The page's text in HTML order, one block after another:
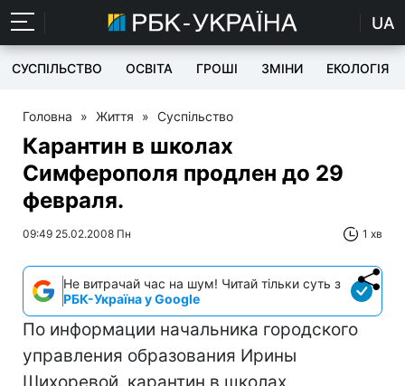
UA
СУСПІЛЬСТВО ОСВІТА ГРОШІ ЗМІНИ ЕКОЛОГІЯ
Головна » Життя » Суспільство
Карантин в школах
Симферополя продлен до 29
февраля.
09:49 25.02.2008 Пн 1 хв
Не витрачай час на шум! Читай тільки суть з
РБК-Україна у Google
По информации начальника городского
управления образования Ирины